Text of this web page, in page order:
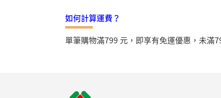
如何計算運費？
單筆購物滿799 元，即享有免運優惠，未滿